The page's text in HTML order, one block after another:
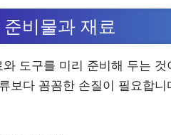
비물과 재료
도구를 미리 준비해 두는
보다 꼼꼼한 손질이 필요합